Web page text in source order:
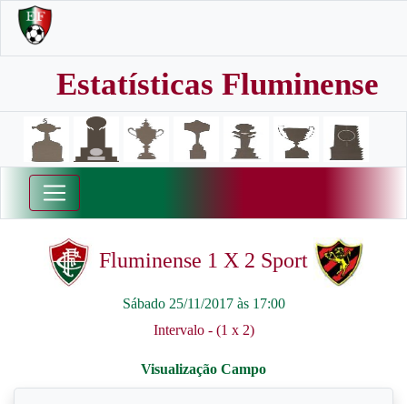
Estatísticas Fluminense
Fluminense 1 X 2 Sport
Sábado 25/11/2017 às 17:00
Intervalo - (1 x 2)